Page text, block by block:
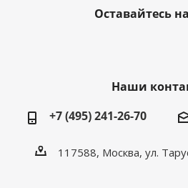
Оставайтесь
Наши
+7 (495) 241-26-70
117588, Москва, ул.